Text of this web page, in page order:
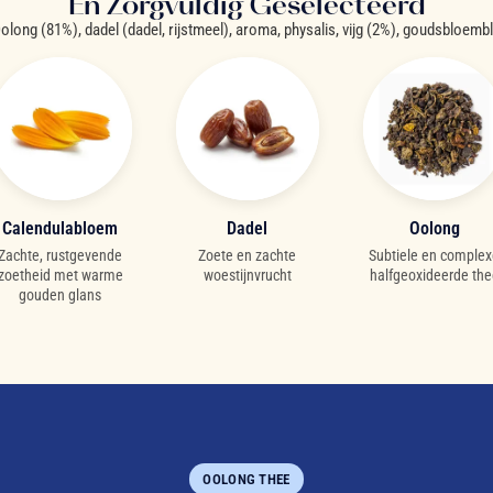
Calendulabloem
rustgevende
met warme
gouden glans
Dadel
Zoete en zachte
woestijnvrucht
Oolong
Subtiele en
halfgeoxideerde
(81%), dadel (dadel, rijstmeel), aroma, physalis, vijg (2%),
OOLONG THEE